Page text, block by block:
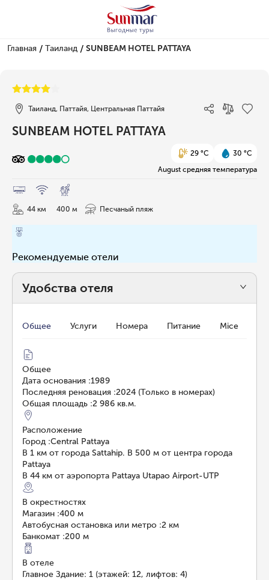
Главная / Таиланд / SUNBEAM HOTEL PATTAYA
Таиланд, Паттайя, Центральная Паттайя
SUNBEAM HOTEL PATTAYA
29 °C
30 °C
August средняя температура
44 км 400 м Песчаный пляж
Рекомендуемые отели
Удобства отеля
Общее Услуги Номера Питание Mice
Общее
Дата основания :1989
Последняя реновация :2024 (Только в номерах)
Общая площадь :2 986 кв.м.
Расположение
Город :Central Pattaya
В 1 км от города Sattahip. В 500 м от центра города
Pattaya
В 44 км от аэропорта Pattaya Utapao Airport-UTP
В окрестностях
Магазин :400 м
Автобусная остановка или метро :2 км
Банкомат :200 м
В отеле
Главное Здание: 1 (этажей: 12, лифтов: 4)